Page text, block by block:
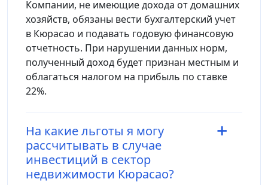
Компании, не имеющие дохода от домашних
хозяйств, обязаны вести бухгалтерский учет
в Кюрасао и подавать годовую финансовую
отчетность. При нарушении данных норм,
полученный доход будет признан местным и
облагаться налогом на прибыль по ставке
22%.
На какие льготы я могу
рассчитывать в случае
инвестиций в сектор
недвижимости Кюрасао?